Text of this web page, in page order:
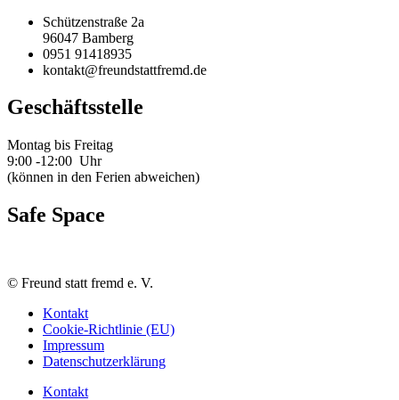
Schützenstraße 2a
96047 Bamberg
0951 91418935
kontakt@freundstattfremd.de
Geschäftsstelle
Montag bis Freitag
9:00 -12:00 Uhr
(können in den Ferien abweichen)
Safe Space
© Freund statt fremd e. V.
Kontakt
Cookie-Richtlinie (EU)
Impressum
Datenschutzerklärung
Kontakt